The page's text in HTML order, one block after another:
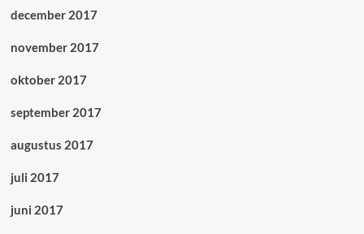
december 2017
november 2017
oktober 2017
september 2017
augustus 2017
juli 2017
juni 2017